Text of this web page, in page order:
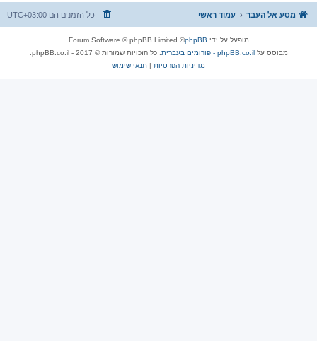
מסע אל העבר עמוד ראשי כל הזמנים הם UTC+03:00
מופעל על ידי phpBB
® Forum Software © phpBB Limited
מבוסס עלphpBB.co.il - פורומים בעברית
. כל הזכויות שמורות © 2017 - phpBB.co.il.
מדיניות הפרטיות | תנאי שימוש